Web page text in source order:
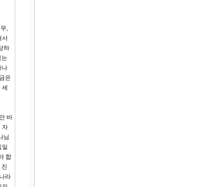
,
서
하
는
나
은
바
자
님
일
합
진
라